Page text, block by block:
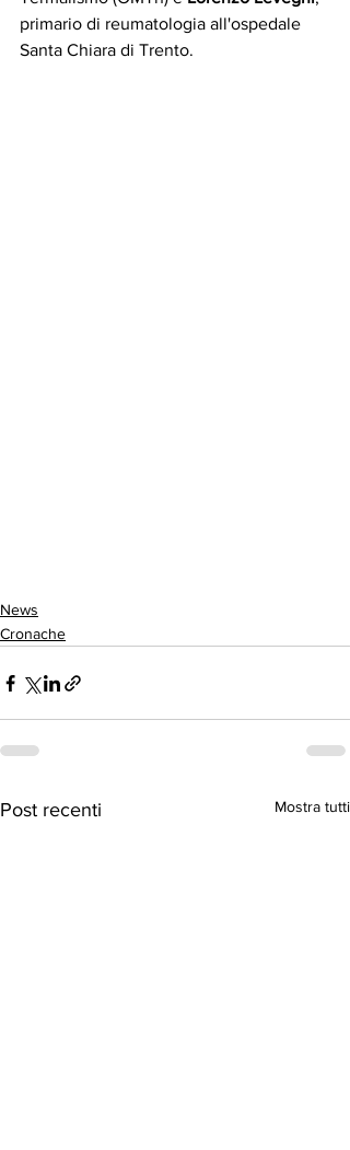
primario di reumatologia all'ospedale
Santa Chiara di Trento.
News
Cronache
Post recenti Mostra tutti